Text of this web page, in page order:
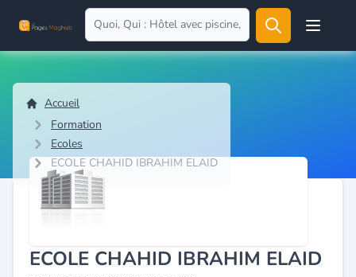
Open
Accueil
Formation
Ecoles
ECOLE CHAHID IBRAHIM ELAID
ECOLE CHAHID IBRAHIM ELAID